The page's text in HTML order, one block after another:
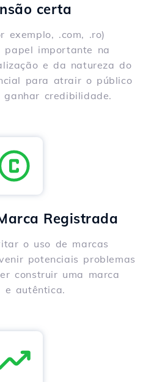
certa
exemplo, .com, .ro)
papel importante na
e da natureza do
para atrair o público
credibilidade.
Registrada
o uso de marcas
potenciais problemas
construir uma marca
e autêntica.